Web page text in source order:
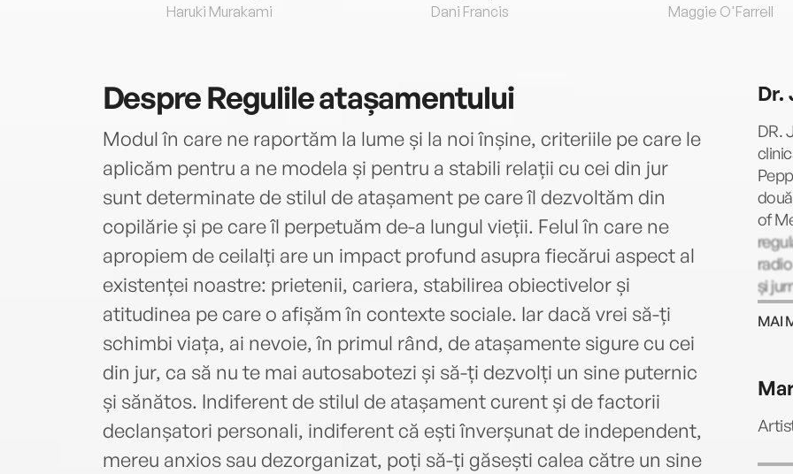
Haruki Murakami Dani Francis Maggie O'Farrell
DespreRegulile atașamentului
Modul în care ne raportăm la lume și la noi înșine, criteriile pe care le
aplicăm pentru a ne modela și pentru a stabili relații cu cei din jur
sunt determinate de stilul de atașament pe care îl dezvoltăm din
copilărie și pe care îl perpetuăm de-a lungul vieții. Felul în care ne
apropiem de ceilalți are un impact profund asupra fiecărui aspect al
existenței noastre: prietenii, cariera, stabilirea obiectivelor și
atitudinea pe care o afișăm în contexte sociale. Iar dacă vrei să-ți
schimbi viața, ai nevoie, în primul rând, de atașamente sigure cu cei
din jur, ca să nu te mai autosabotezi și să-ți dezvolți un sine puternic
și sănătos. Indiferent de stilul de atașament curent și de factorii
declanșatori personali, indiferent că ești înverșunat de independent,
mereu anxios sau dezorganizat, poți să-ți găsești calea către un sine
Dr.
DR.
of
și
și a
MAI